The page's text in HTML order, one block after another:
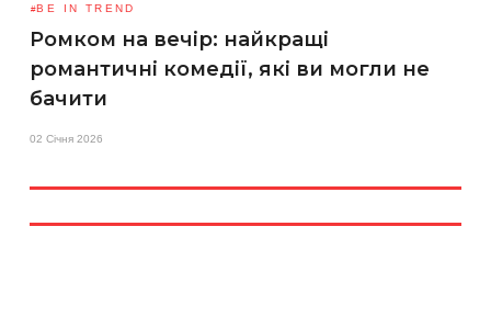
BE IN TREND
Ромком на вечір: найкращі
романтичні комедії, які ви могли не
бачити
02 Січня 2026